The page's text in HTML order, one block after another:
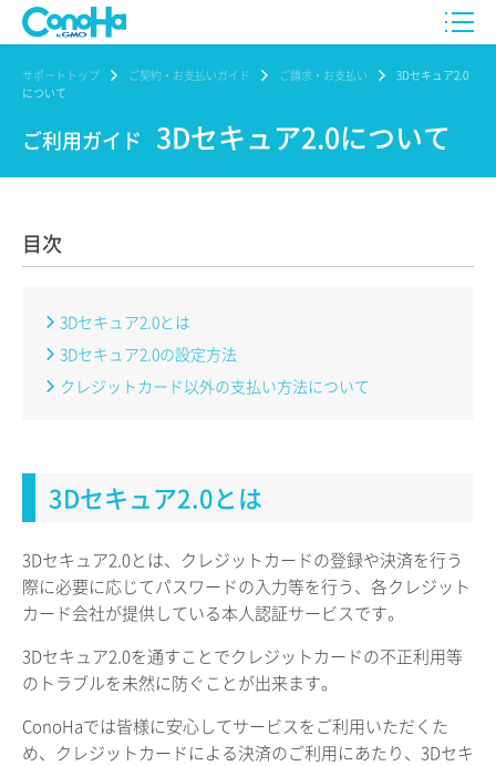
サポートトップ ご契約・お支払いガイド ご請求・お支払い
3Dセキュア2.0
について
ご利用ガイド 3Dセキュア2.0について
目次
3Dセキュア2.0とは
3Dセキュア2.0の設定方法
クレジットカード以外の支払い方法について
3Dセキュア2.0とは
3Dセキュア2.0とは、クレジットカードの登録や決済を行う
際に必要に応じてパスワードの入力等を行う、各クレジット
カード会社が提供している本人認証サービスです。
3Dセキュア2.0を通すことでクレジットカードの不正利用等
のトラブルを未然に防ぐことが出来ます。
ConoHaでは皆様に安心してサービスをご利用いただくた
め、クレジットカードによる決済のご利用にあたり、3Dセキ